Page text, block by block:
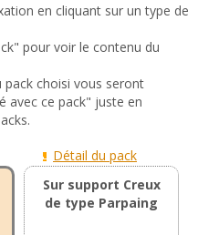
en cliquant sur un type de
pour voir le contenu du
choisi vous seront
avec ce pack" juste en
Détail du pack
Sur support Creux
de type Parpaing